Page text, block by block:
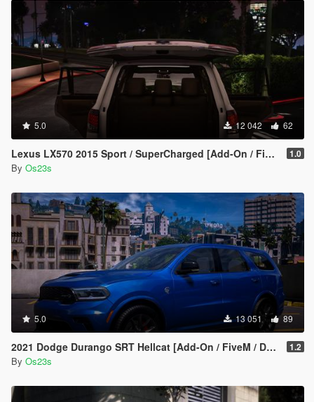
5.0 12 042 62
Lexus LX570 2015 Sport / SuperCharged [Add-On / FiveM] 1.0
By Os23s
5.0 13 051 89
2021 Dodge Durango SRT Hellcat [Add-On / FiveM / Debadged] 1.2
By Os23s